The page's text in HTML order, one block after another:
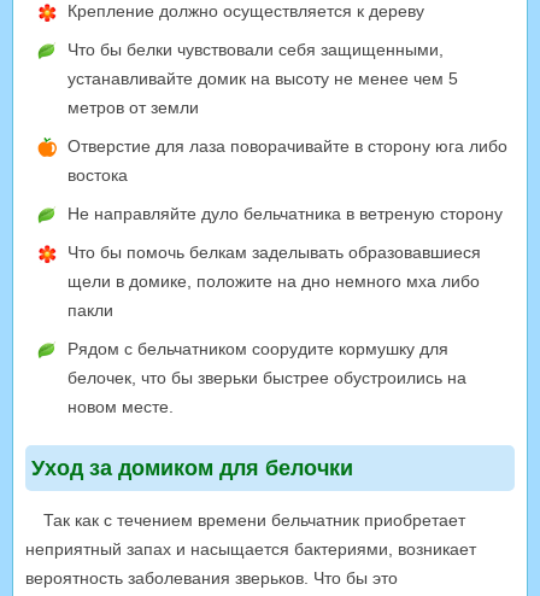
Крепление должно осуществляется к дереву
Что бы белки чувствовали себя защищенными,
устанавливайте домик на высоту не менее чем 5
метров от земли
Отверстие для лаза поворачивайте в сторону юга либо
востока
Не направляйте дуло бельчатника в ветреную сторону
Что бы помочь белкам заделывать образовавшиеся
щели в домике, положите на дно немного мха либо
пакли
Рядом с бельчатником соорудите кормушку для
белочек, что бы зверьки быстрее обустроились на
новом месте.
Уход за домиком для белочки
Так как с течением времени бельчатник приобретает
неприятный запах и насыщается бактериями, возникает
вероятность заболевания зверьков. Что бы это